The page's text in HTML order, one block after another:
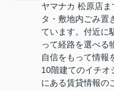
ヤマナカ 松原店
タ・敷地内ごみ置
ています。付近に
って経路を選べる
自信をもって情報
10階建てのイチオ
にある賃貸情報の